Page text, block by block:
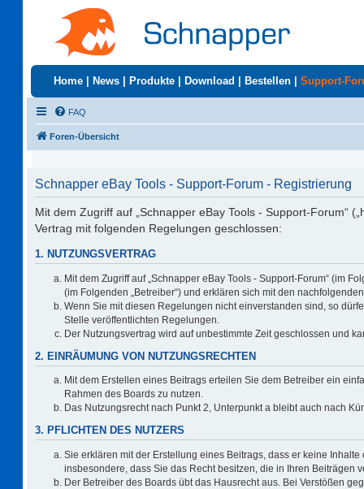
Home News Produkte Download Bestellen Support-
FAQ
Foren-Übersicht
Schnapper eBay Tools - Support-Forum - Registrierung
Mit dem Zugriff auf „Schnapper eBay Tools - Support-Forum“
Vertrag mit folgenden Regelungen geschlossen:
1. NUTZUNGSVERTRAG
Mit dem Zugriff auf „Schnapper eBay Tools - Support-Forum“ (im
(im Folgenden „Betreiber“) und erklären sich mit den
Wenn Sie mit diesen Regelungen nicht einverstanden sind, so
Stelle veröffentlichten Regelungen.
Der Nutzungsvertrag wird auf unbestimmte Zeit geschlossen und
2. EINRÄUMUNG VON NUTZUNGSRECHTEN
Mit dem Erstellen eines Beitrags erteilen Sie dem Betreiber ein
Rahmen des Boards zu nutzen.
Das Nutzungsrecht nach Punkt 2, Unterpunkt a bleibt auch nach
3. PFLICHTEN DES NUTZERS
Sie erklären mit der Erstellung eines Beitrags, dass er keine
insbesondere, dass Sie das Recht besitzen, die in Ihren Beiträgen
Der Betreiber des Boards übt das Hausrecht aus. Bei Verstößen